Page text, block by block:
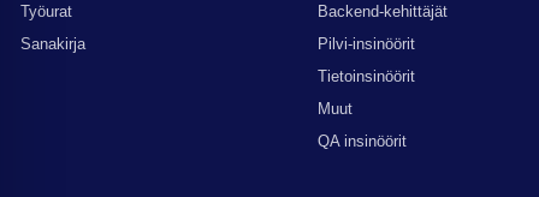
Työurat
Sanakirja
Backend-kehittäjät
Pilvi-insinöörit
Tietoinsinöörit
Muut
QA insinöörit